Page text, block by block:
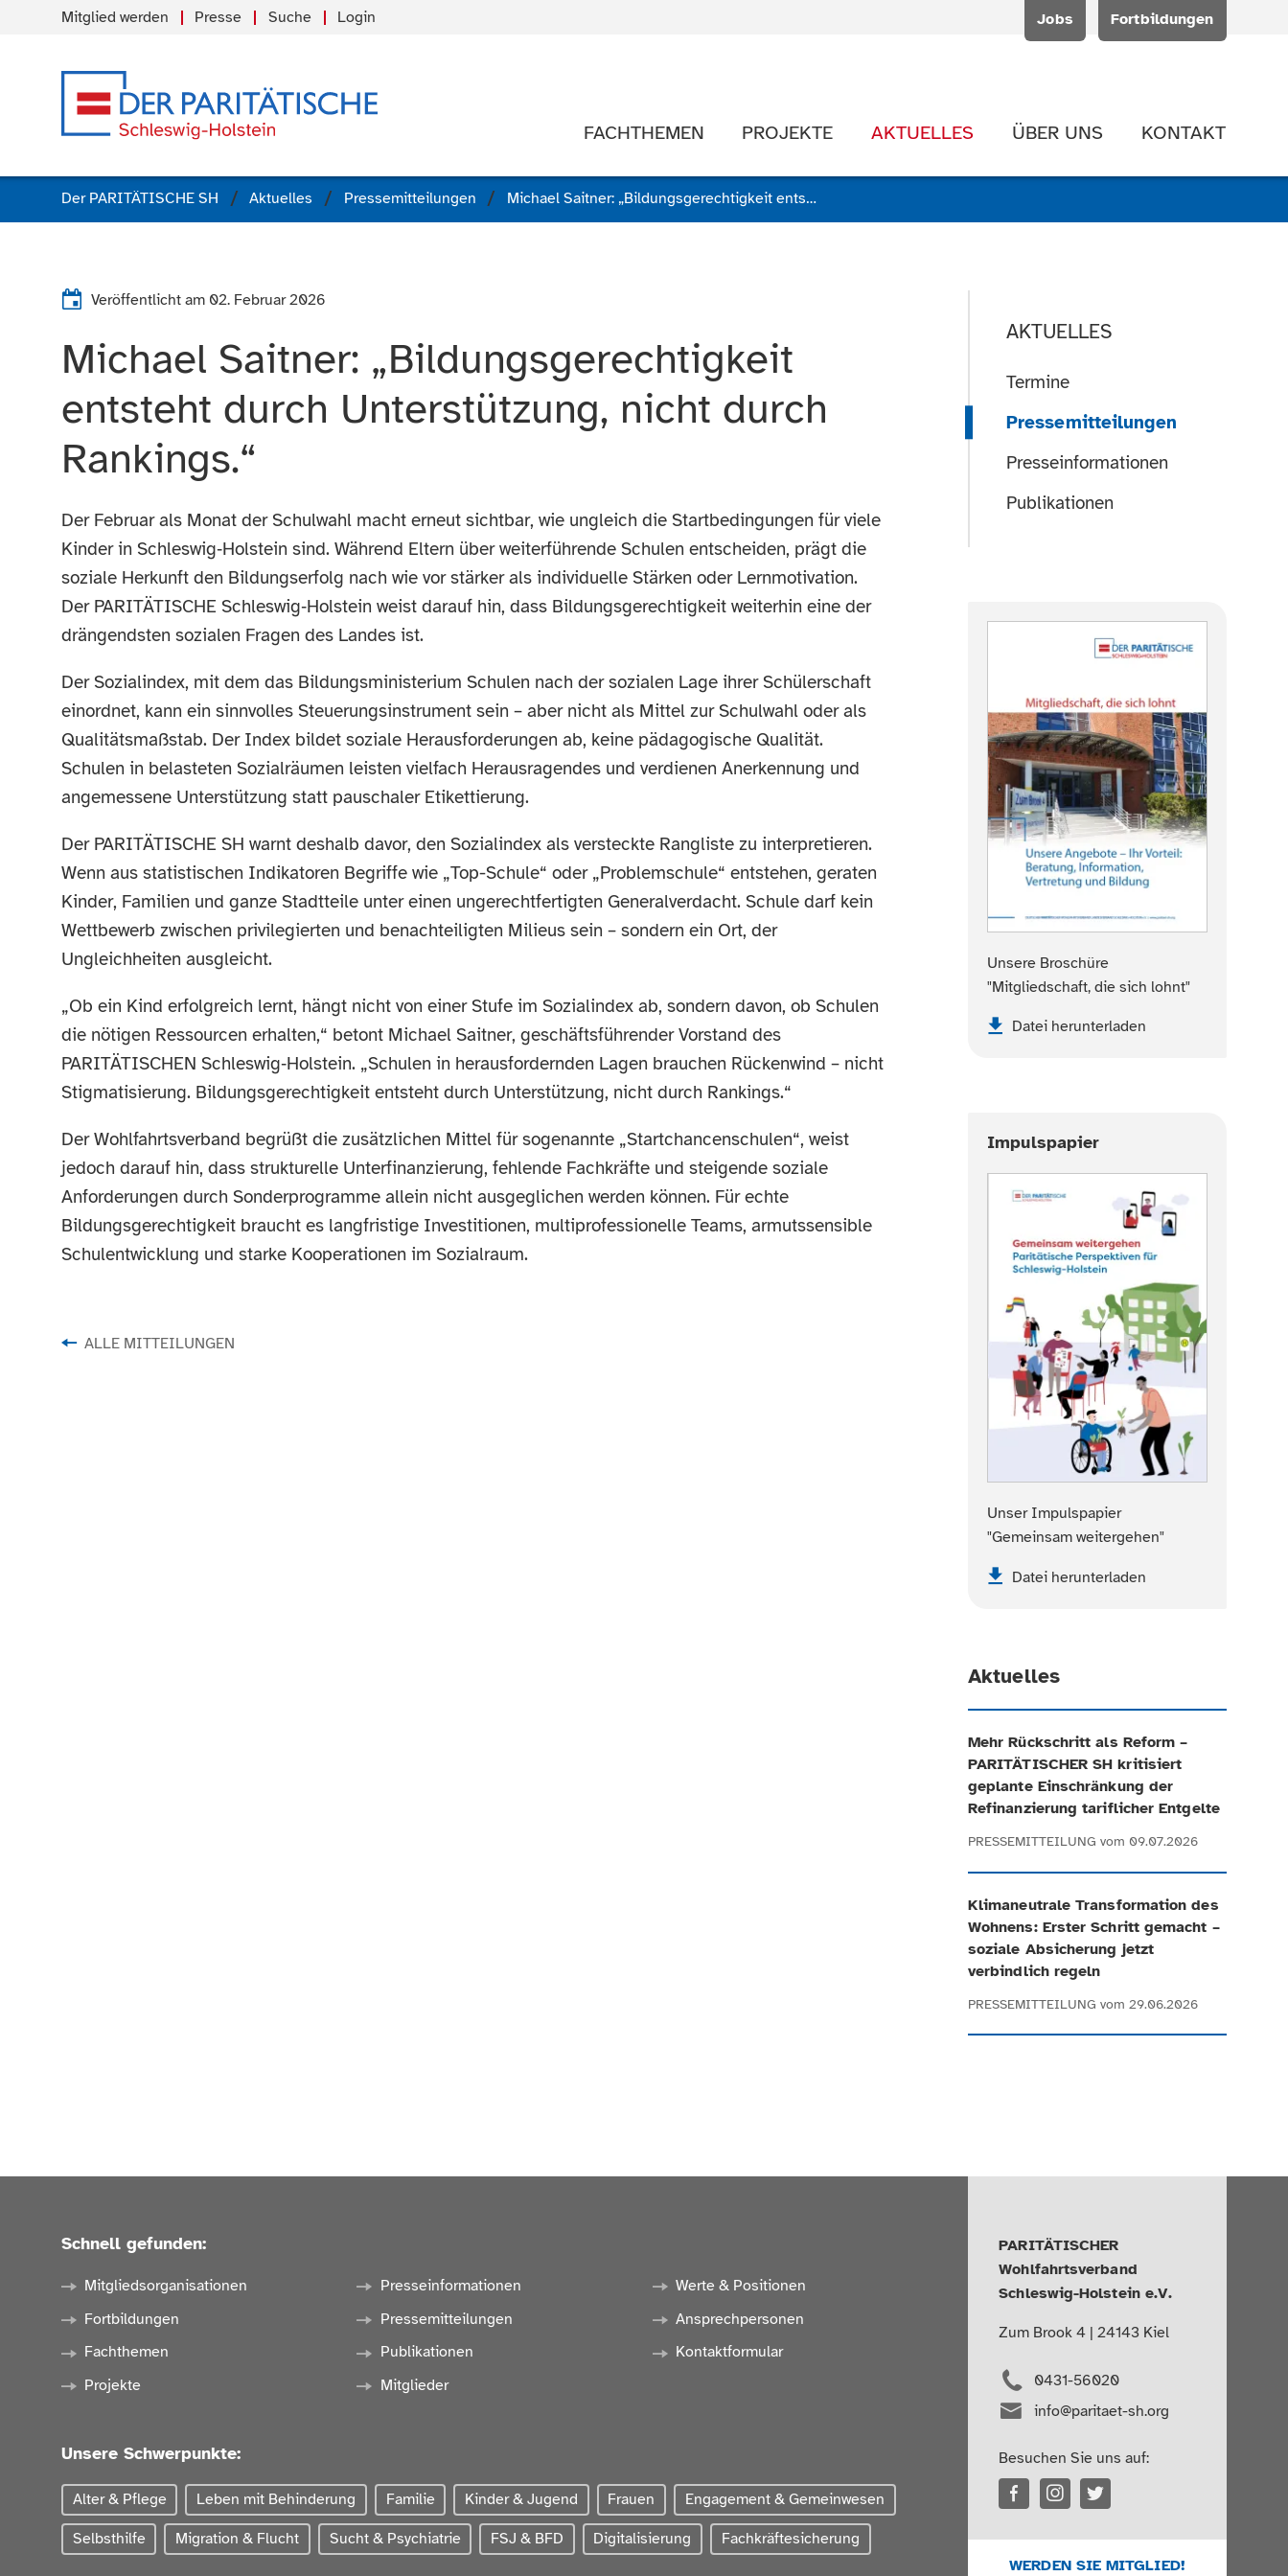
Jobs Fortbildungen
Mitglied werden Presse Suche Login
FACHTHEMEN PROJEKTE AKTUELLES ÜBER UNS KONTAKT
Der PARITÄTISCHE SH Aktuelles Pressemitteilungen Michael Saitner: „Bildungsgerechtigkeit entsteht durch Unterstützung, nicht durch Rankings.“
Veröffentlicht am 02. Februar 2026
Michael Saitner: „Bildungsgerechtigkeit
entsteht durch Unterstützung, nicht durch
Rankings.“
Der Februar als Monat der Schulwahl macht erneut sichtbar, wie ungleich die Startbedingungen für viele
Kinder in Schleswig‑Holstein sind. Während Eltern über weiterführende Schulen entscheiden, prägt die
soziale Herkunft den Bildungserfolg nach wie vor stärker als individuelle Stärken oder Lernmotivation.
Der PARITÄTISCHE Schleswig‑Holstein weist darauf hin, dass Bildungsgerechtigkeit weiterhin eine der
drängendsten sozialen Fragen des Landes ist.
Der Sozialindex, mit dem das Bildungsministerium Schulen nach der sozialen Lage ihrer Schülerschaft
einordnet, kann ein sinnvolles Steuerungsinstrument sein – aber nicht als Mittel zur Schulwahl oder als
Qualitätsmaßstab. Der Index bildet soziale Herausforderungen ab, keine pädagogische Qualität.
Schulen in belasteten Sozialräumen leisten vielfach Herausragendes und verdienen Anerkennung und
angemessene Unterstützung statt pauschaler Etikettierung.
Der PARITÄTISCHE SH warnt deshalb davor, den Sozialindex als versteckte Rangliste zu interpretieren.
Wenn aus statistischen Indikatoren Begriffe wie „Top-Schule“ oder „Problemschule“ entstehen, geraten
Kinder, Familien und ganze Stadtteile unter einen ungerechtfertigten Generalverdacht. Schule darf kein
Wettbewerb zwischen privilegierten und benachteiligten Milieus sein – sondern ein Ort, der
Ungleichheiten ausgleicht.
„Ob ein Kind erfolgreich lernt, hängt nicht von einer Stufe im Sozialindex ab, sondern davon, ob Schulen
die nötigen Ressourcen erhalten,“ betont Michael Saitner, geschäftsführender Vorstand des
PARITÄTISCHEN Schleswig‑Holstein. „Schulen in herausfordernden Lagen brauchen Rückenwind – nicht
Stigmatisierung. Bildungsgerechtigkeit entsteht durch Unterstützung, nicht durch Rankings.“
Der Wohlfahrtsverband begrüßt die zusätzlichen Mittel für sogenannte „Startchancenschulen“, weist
jedoch darauf hin, dass strukturelle Unterfinanzierung, fehlende Fachkräfte und steigende soziale
Anforderungen durch Sonderprogramme allein nicht ausgeglichen werden können. Für echte
Bildungsgerechtigkeit braucht es langfristige Investitionen, multiprofessionelle Teams, armutssensible
Schulentwicklung und starke Kooperationen im Sozialraum.
ALLE MITTEILUNGEN
AKTUELLES
Termine
Pressemitteilungen
Presseinformationen
Publikationen
Unsere Broschüre
"Mitgliedschaft, die sich lohnt"
Datei herunterladen
Impulspapier
Unser Impulspapier
"Gemeinsam weitergehen"
Datei herunterladen
Aktuelles
Mehr Rückschritt als Reform –
PARITÄTISCHER SH kritisiert
geplante Einschränkung der
Refinanzierung tariflicher Entgelte
PRESSEMITTEILUNG vom 09.07.2026
Klimaneutrale Transformation des
Wohnens: Erster Schritt gemacht –
soziale Absicherung jetzt
verbindlich regeln
PRESSEMITTEILUNG vom 29.06.2026
Schnell gefunden:
Mitgliedsorganisationen
Fortbildungen
Fachthemen
Projekte
Presseinformationen
Pressemitteilungen
Publikationen
Mitglieder
Werte & Positionen
Ansprechpersonen
Kontaktformular
Unsere Schwerpunkte:
Alter & Pflege Leben mit Behinderung Familie Kinder & Jugend Frauen Engagement & Gemeinwesen
Selbsthilfe Migration & Flucht Sucht & Psychiatrie FSJ & BFD Digitalisierung Fachkräftesicherung
PARITÄTISCHER
Wohlfahrtsverband
Schleswig-Holstein e.V.
Zum Brook 4 | 24143 Kiel
0431-56020
info@paritaet-sh.org
Besuchen Sie uns auf:
WERDEN SIE MITGLIED!